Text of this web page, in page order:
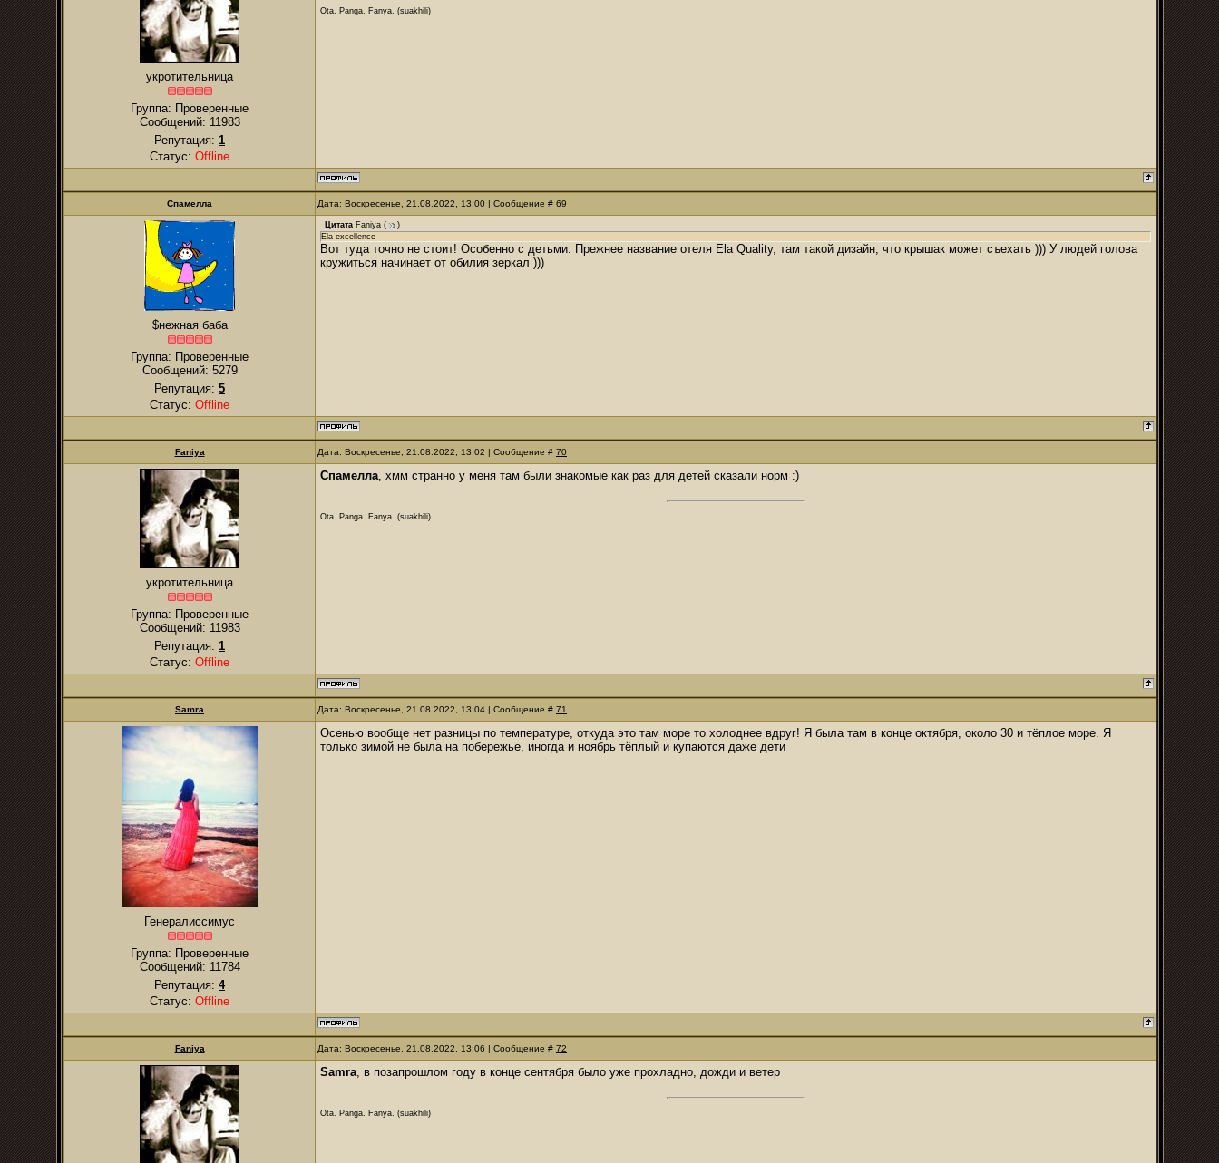
укротительница
Группа: Проверенные
Сообщений: 11983
Репутация: 1
Статус: Offline
Ota. Panga. Fanya. (suakhili)
Спамелла Дата: Воскресенье, 21.08.2022, 13:00 | Сообщение # 69
$нежная баба
Группа: Проверенные
Сообщений: 5279
Репутация: 5
Статус: Offline
Цитата Faniya (
)
Ela excellence
Вот туда точно не стоит! Особенно с детьми. Прежнее название отеля Ela Quality, там такой дизайн, что крышак может съехать ))) У людей голова
кружиться начинает от обилия зеркал )))
Faniya Дата: Воскресенье, 21.08.2022, 13:02 | Сообщение # 70
укротительница
Группа: Проверенные
Сообщений: 11983
Репутация: 1
Статус: Offline
Спамелла, хмм странно у меня там были знакомые как раз для детей сказали норм :)
Ota. Panga. Fanya. (suakhili)
Samra Дата: Воскресенье, 21.08.2022, 13:04 | Сообщение # 71
Генералиссимус
Группа: Проверенные
Сообщений: 11784
Репутация: 4
Статус: Offline
Осенью вообще нет разницы по температуре, откуда это там море то холоднее вдруг! Я была там в конце октября, около 30 и тёплое море. Я
только зимой не была на побережье, иногда и ноябрь тёплый и купаются даже дети
Faniya Дата: Воскресенье, 21.08.2022, 13:06 | Сообщение # 72
Samra, в позапрошлом году в конце сентября было уже прохладно, дожди и ветер
Ota. Panga. Fanya. (suakhili)